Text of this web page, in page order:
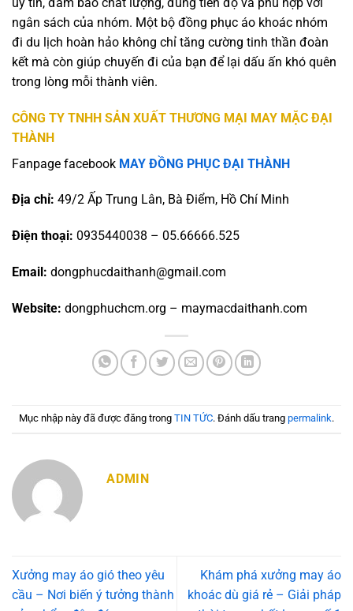
ngân sách của nhóm. Một bộ đồng phục áo khoác nhóm
đi du lịch hoàn hảo không chỉ tăng cường tinh thần đoàn
kết mà còn giúp chuyến đi của bạn để lại dấu ấn khó quên
trong lòng mỗi thành viên.
CÔNG TY TNHH SẢN XUẤT THƯƠNG MẠI MAY MẶC ĐẠI
THÀNH
Fanpage facebook MAY ĐỒNG PHỤC ĐẠI THÀNH
Địa chỉ: 49/2 Ấp Trung Lân, Bà Điểm, Hồ Chí Minh
Điện thoại: 0935440038 – 05.66666.525
Email: dongphucdaithanh@gmail.com
Website: dongphuchcm.org – maymacdaithanh.com
Mục nhập này đã được đăng trong TIN TỨC. Đánh dấu trang permalink.
ADMIN
Xưởng may áo gió theo yêu
cầu – Nơi biến ý tưởng thành
Khám phá xưởng may áo
khoác dù giá rẻ – Giải pháp